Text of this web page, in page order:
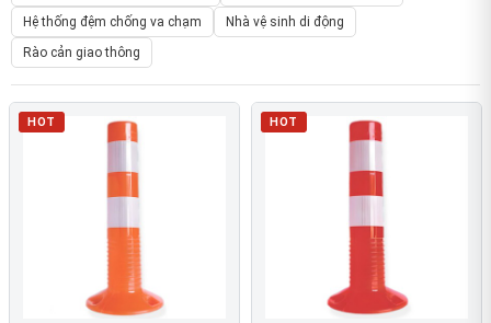
Hệ thống đệm chống va chạm
Nhà vệ sinh di động
Rào cản giao thông
HOT HOT